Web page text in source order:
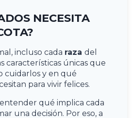
NECESITA
incluso cada raza del
características únicas que
cuidarlos y en qué
para vivir felices.
qué implica cada
una decisión. Por eso, a